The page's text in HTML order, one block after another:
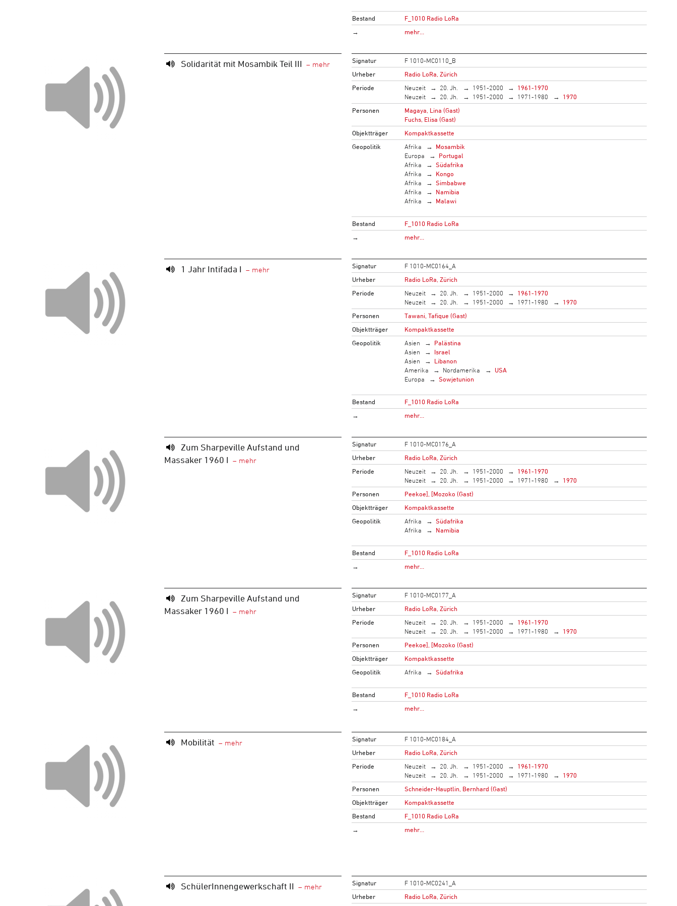
Bestand
F_1010 Radio LoRa
→
mehr…
Solidarität mit Mosambik Teil III Signatur
F 1010-MC0110_B
Urheber
Radio LoRa, Zürich
Periode
Neuzeit 20. Jh. 1951-2000
1961-1970
Neuzeit
20. Jh. 1951-2000 1971-1980
1970
Personen
Magaya, Lina (Gast)
Fuchs, Elisa (Gast)
Objektträger
Kompaktkassette
Geopolitik
Afrika
Mosambik
Europa
Portugal
Afrika
Südafrika
Afrika
Kongo
Afrika
Simbabwe
Afrika
Namibia
Afrika
Malawi
Bestand
F_1010 Radio LoRa
→
mehr…
1 Jahr Intifada I Signatur
F 1010-MC0164_A
Urheber
Radio LoRa, Zürich
Periode
Neuzeit 20. Jh. 1951-2000
1961-1970
Neuzeit
20. Jh. 1951-2000 1971-1980
1970
Personen
Tawani, Tafique (Gast)
Objektträger
Kompaktkassette
Geopolitik
Asien
Palästina
Asien
Israel
Asien
Libanon
Amerika
Nordamerika
USA
Europa
Sowjetunion
Bestand
F_1010 Radio LoRa
→
mehr…
Zum Sharpeville Aufstand und
Massaker 1960 I
Signatur
F 1010-MC0176_A
Urheber
Radio LoRa, Zürich
Periode
Neuzeit 20. Jh. 1951-2000
1961-1970
Neuzeit
20. Jh. 1951-2000 1971-1980
1970
Personen
Peekoe], [Mozoko (Gast)
Objektträger
Kompaktkassette
Geopolitik
Afrika
Südafrika
Afrika
Namibia
Bestand
F_1010 Radio LoRa
→
mehr…
Zum Sharpeville Aufstand und
Massaker 1960 I
Signatur
F 1010-MC0177_A
Urheber
Radio LoRa, Zürich
Periode
Neuzeit 20. Jh. 1951-2000
1961-1970
Neuzeit
20. Jh. 1951-2000 1971-1980
1970
Personen
Peekoe], [Mozoko (Gast)
Objektträger
Kompaktkassette
Geopolitik
Afrika Südafrika
Bestand
F_1010 Radio LoRa
→
mehr…
Mobilität Signatur
F 1010-MC0184_A
Urheber
Radio LoRa, Zürich
Periode
Neuzeit 20. Jh. 1951-2000
1961-1970
Neuzeit
20. Jh. 1951-2000 1971-1980
1970
Personen
Schneider-Hauptlin, Bernhard (Gast)
Objektträger
Kompaktkassette
Bestand
F_1010 Radio LoRa
→
mehr…
SchülerInnengewerkschaft II Signatur
F 1010-MC0241_A
Urheber
Radio LoRa, Zürich